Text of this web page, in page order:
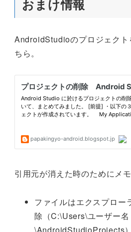
おまけ情報
AndroidStudioのプロジェクト
ちら。
引用元が消えた時のためにメ
ファイルはエクスプロー
除（C:\Users\ユーザー名
\AndroidStudioProjects）